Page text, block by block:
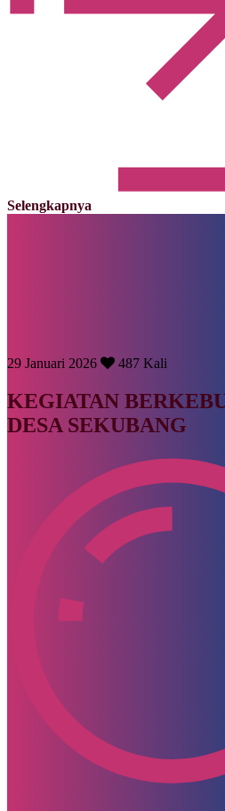
Selengkapnya
29 Januari 2026 487 Kali
KEGIATAN
DESA SEKUBANG